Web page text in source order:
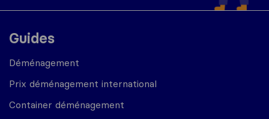
Guides
Déménagement
Prix déménagement international
Container déménagement